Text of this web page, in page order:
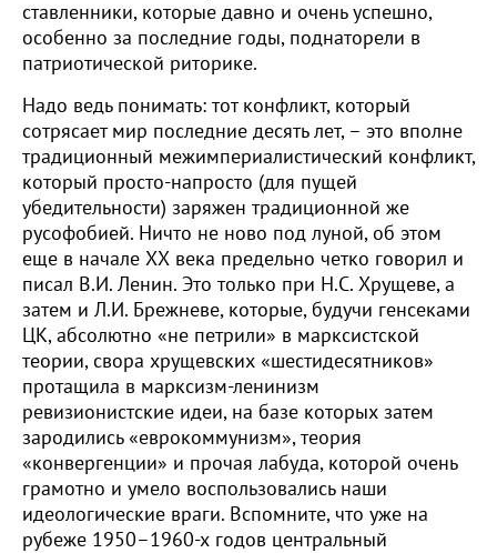
ставленники, которые давно и очень успешно,
особенно за последние годы, поднаторели в
патриотической риторике.
Надо ведь понимать: тот конфликт, который
сотрясает мир последние десять лет, – это вполне
традиционный межимпериалистический конфликт,
который просто-напросто (для пущей
убедительности) заряжен традиционной же
русофобией. Ничто не ново под луной, об этом
еще в начале ХХ века предельно четко говорил и
писал В.И. Ленин. Это только при Н.С. Хрущеве, а
затем и Л.И. Брежневе, которые, будучи генсеками
ЦК, абсолютно «не петрили» в марксистской
теории, свора хрущевских «шестидесятников»
протащила в марксизм-ленинизм
ревизионистские идеи, на базе которых затем
зародились «еврокоммунизм», теория
«конвергенции» и прочая лабуда, которой очень
грамотно и умело воспользовались наши
идеологические враги. Вспомните, что уже на
рубеже 1950–1960-х годов центральный